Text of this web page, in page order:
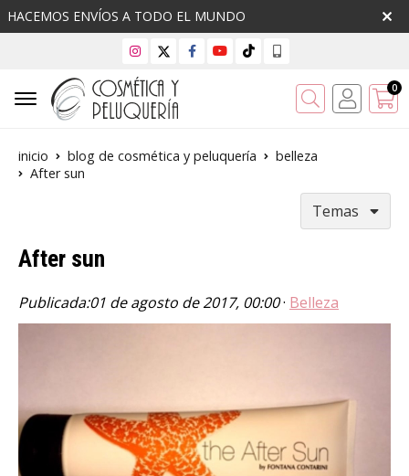
HACEMOS ENVÍOS A TODO EL MUNDO
Buscar 0
inicio blog de cosmética y peluquería
belleza
After sun
Temas
After sun
Publicada:01 de agosto de 2017, 00:00· Belleza